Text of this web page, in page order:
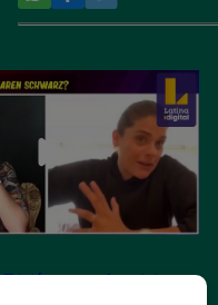
con las trivias a